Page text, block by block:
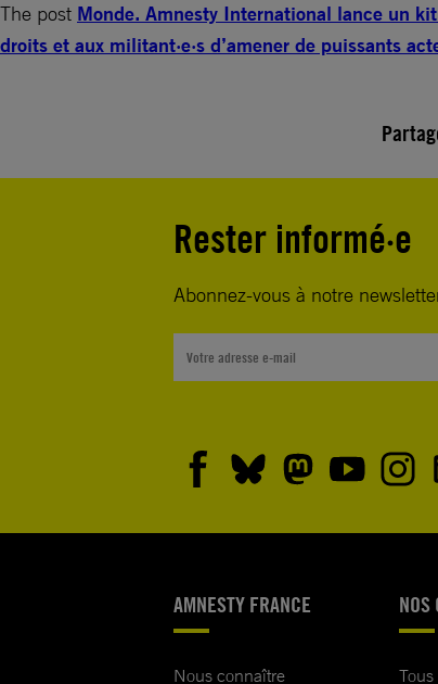
The post Monde. Amnesty International lance un
droits et aux militant·e·s d’amener de puissants
Rester informé·e
Abonnez-vous à notre
AMNESTY FRANCE
Nous connaître
NOS